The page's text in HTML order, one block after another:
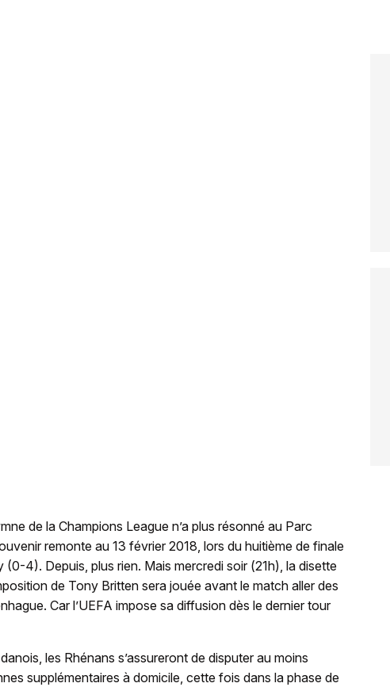
de la Champions League n’a plus résonné au Parc
remonte au 13 février 2018, lors du huitième de finale
4). Depuis, plus rien. Mais mercredi soir (21h), la disette
de Tony Britten sera jouée avant le match aller des
Car l’UEFA impose sa diffusion dès le dernier tour
les Rhénans s’assureront de disputer au moins
supplémentaires à domicile, cette fois dans la phase de